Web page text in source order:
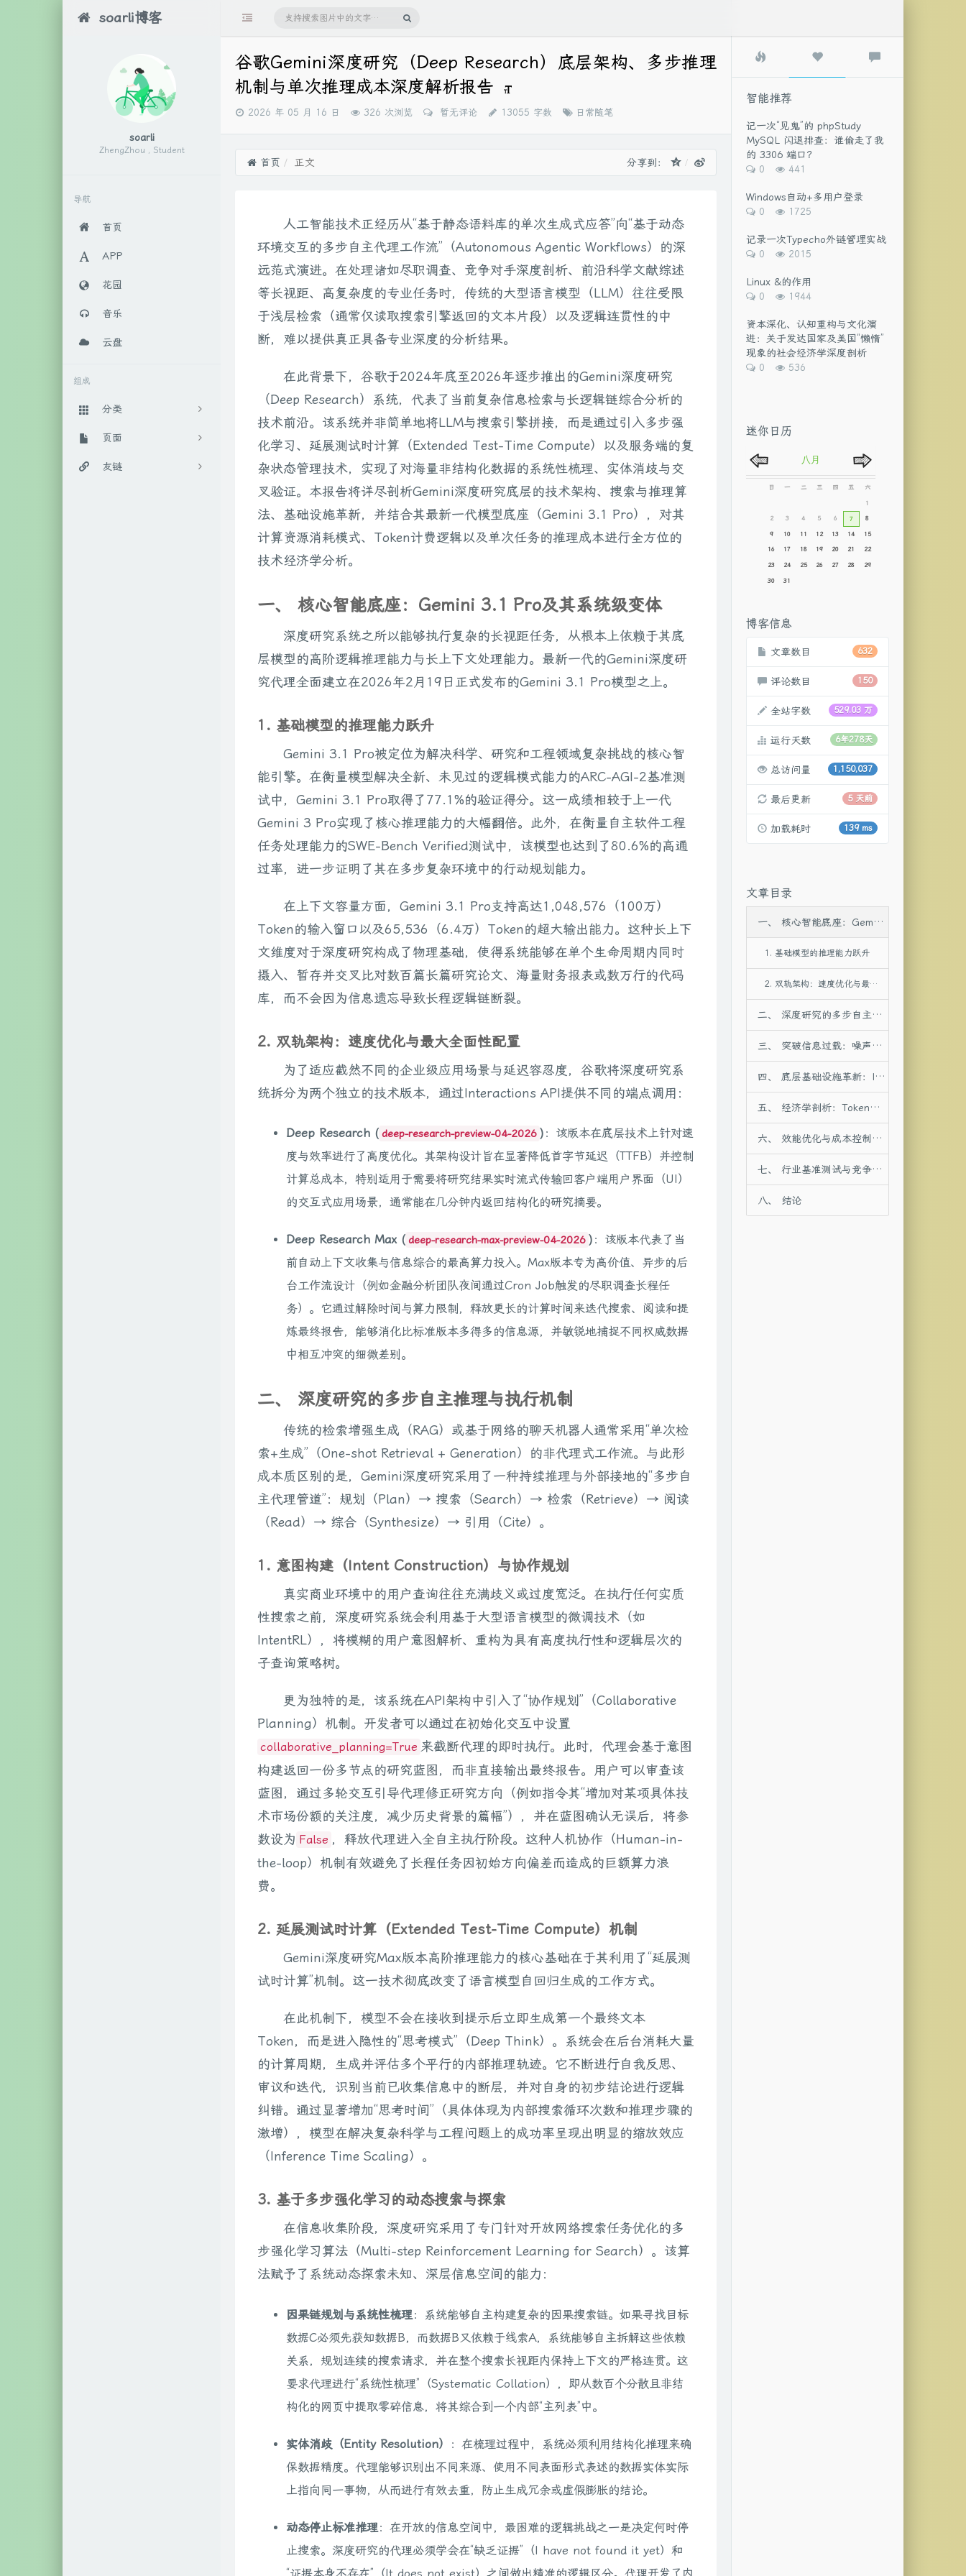
soarli博客
soarli
ZhengZhou , Student
导航
首页
APP
花园
音乐
云盘
组成
分类
289
日常随笔
88
实用教程
页面
百宝箱
友链
谷歌Gemini深度研究（Deep Research）底层架构、多步推理
机制与单次推理成本深度解析报告
发
间：
2026 年 05 月 16 日 326 次浏览 暂无评论 13055 字数
分
日常随笔
首页 正文 分享到：
人工智能技术正经历从“基于静态语料库的单次生成式应答”向“基于动态
环境交互的多步自主代理工作流”（Autonomous Agentic Workflows）的深
远范式演进。在处理诸如尽职调查、竞争对手深度剖析、前沿科学文献综述
等长视距、高复杂度的专业任务时，传统的大型语言模型（LLM）往往受限
于浅层检索（通常仅读取搜索引擎返回的文本片段）以及逻辑连贯性的中
断，难以提供真正具备专业深度的分析结果。
在此背景下，谷歌于2024年底至2026年逐步推出的Gemini深度研究
（Deep Research）系统，代表了当前复杂信息检索与长逻辑链综合分析的
技术前沿。该系统并非简单地将LLM与搜索引擎拼接，而是通过引入多步强
化学习、延展测试时计算（Extended Test-Time Compute）以及服务端的复
杂状态管理技术，实现了对海量非结构化数据的系统性梳理、实体消歧与交
叉验证。本报告将详尽剖析Gemini深度研究底层的技术架构、搜索与推理算
法、基础设施革新，并结合其最新一代模型底座（Gemini 3.1 Pro），对其
计算资源消耗模式、Token计费逻辑以及单次任务的推理成本进行全方位的
技术经济学分析。
一、 核心智能底座：Gemini 3.1 Pro及其系统级变体
深度研究系统之所以能够执行复杂的长视距任务，从根本上依赖于其底
层模型的高阶逻辑推理能力与长上下文处理能力。最新一代的Gemini深度研
究代理全面建立在2026年2月19日正式发布的Gemini 3.1 Pro模型之上。
1. 基础模型的推理能力跃升
Gemini 3.1 Pro被定位为解决科学、研究和工程领域复杂挑战的核心智
能引擎。在衡量模型解决全新、未见过的逻辑模式能力的ARC-AGI-2基准测
试中，Gemini 3.1 Pro取得了77.1%的验证得分。这一成绩相较于上一代
Gemini 3 Pro实现了核心推理能力的大幅翻倍。此外，在衡量自主软件工程
任务处理能力的SWE-Bench Verified测试中，该模型也达到了80.6%的高通
过率，进一步证明了其在多步复杂环境中的行动规划能力。
在上下文容量方面，Gemini 3.1 Pro支持高达1,048,576（100万）
Token的输入窗口以及65,536（6.4万）Token的超大输出能力。这种长上下
文维度对于深度研究构成了物理基础，使得系统能够在单个生命周期内同时
摄入、暂存并交叉比对数百篇长篇研究论文、海量财务报表或数万行的代码
库，而不会因为信息遗忘导致长程逻辑链断裂。
2. 双轨架构：速度优化与最大全面性配置
为了适应截然不同的企业级应用场景与延迟容忍度，谷歌将深度研究系
统拆分为两个独立的技术版本，通过Interactions API提供不同的端点调用：
Deep Research ( deep-research-preview-04-2026 ) ：该版本在底层技术上针对速
度与效率进行了高度优化。其架构设计旨在显著降低首字节延迟（TTFB）并控制
计算总成本，特别适用于需要将研究结果实时流式传输回客户端用户界面（UI）
的交互式应用场景，通常能在几分钟内返回结构化的研究摘要。
Deep Research Max ( deep-research-max-preview-04-2026 ) ：该版本代表了当
前自动上下文收集与信息综合的最高算力投入。Max版本专为高价值、异步的后
台工作流设计（例如金融分析团队夜间通过Cron Job触发的尽职调查长程任
务）。它通过解除时间与算力限制，释放更长的计算时间来迭代搜索、阅读和提
炼最终报告，能够消化比标准版本多得多的信息源，并敏锐地捕捉不同权威数据
中相互冲突的细微差别。
二、 深度研究的多步自主推理与执行机制
传统的检索增强生成（RAG）或基于网络的聊天机器人通常采用“单次检
索+生成”（One-shot Retrieval + Generation）的非代理式工作流。与此形
成本质区别的是，Gemini深度研究采用了一种持续推理与外部接地的“多步自
主代理管道”：规划（Plan）→ 搜索（Search）→ 检索（Retrieve）→ 阅读
（Read）→ 综合（Synthesize）→ 引用（Cite）。
1. 意图构建（Intent Construction）与协作规划
真实商业环境中的用户查询往往充满歧义或过度宽泛。在执行任何实质
性搜索之前，深度研究系统会利用基于大型语言模型的微调技术（如
IntentRL），将模糊的用户意图解析、重构为具有高度执行性和逻辑层次的
子查询策略树。
更为独特的是，该系统在API架构中引入了“协作规划”（Collaborative
Planning）机制。开发者可以通过在初始化交互中设置
collaborative_planning=True 来截断代理的即时执行。此时，代理会基于意图
构建返回一份多节点的研究蓝图，而非直接输出最终报告。用户可以审查该
蓝图，通过多轮交互引导代理修正研究方向（例如指令其“增加对某项具体技
术市场份额的关注度，减少历史背景的篇幅”），并在蓝图确认无误后，将参
数设为 False ，释放代理进入全自主执行阶段。这种人机协作（Human-in-
the-loop）机制有效避免了长程任务因初始方向偏差而造成的巨额算力浪
费。
2. 延展测试时计算（Extended Test-Time Compute）机制
Gemini深度研究Max版本高阶推理能力的核心基础在于其利用了“延展测
试时计算”机制。这一技术彻底改变了语言模型自回归生成的工作方式。
在此机制下，模型不会在接收到提示后立即生成第一个最终文本
Token，而是进入隐性的“思考模式”（Deep Think）。系统会在后台消耗大量
的计算周期，生成并评估多个平行的内部推理轨迹。它不断进行自我反思、
审议和迭代，识别当前已收集信息中的断层，并对自身的初步结论进行逻辑
纠错。通过显著增加“思考时间”（具体体现为内部搜索循环次数和推理步骤的
激增），模型在解决复杂科学与工程问题上的成功率呈现出明显的缩放效应
（Inference Time Scaling）。
3. 基于多步强化学习的动态搜索与探索
在信息收集阶段，深度研究采用了专门针对开放网络搜索任务优化的多
步强化学习算法（Multi-step Reinforcement Learning for Search）。该算
法赋予了系统动态探索未知、深层信息空间的能力：
因果链规划与系统性梳理 ：系统能够自主构建复杂的因果搜索链。如果寻找目标
数据C必须先获知数据B，而数据B又依赖于线索A，系统能够自主拆解这些依赖
关系，规划连续的搜索请求，并在整个搜索长视距内保持上下文的严格连贯。这
要求代理进行“系统性梳理”（Systematic Collation），即从数百个分散且非结
构化的网页中提取零碎信息，将其综合到一个内部“主列表”中。
实体消歧（Entity Resolution）
：在梳理过程中，系统必须利用结构化推理来确
保数据精度。代理能够识别出不同来源、使用不同表面形式表述的数据实体实际
上指向同一事物，从而进行有效去重，防止生成冗余或虚假膨胀的结论。
动态停止标准推理 ：在开放的信息空间中，最困难的逻辑挑战之一是决定何时停
止搜索。深度研究的代理必须学会在“缺乏证据”（I have not found it yet）和
文
章
推
评
智能推荐
记一次“见鬼”的 phpStudy
MySQL 闪退排查：谁偷走了我
的 3306 端口？
评
数：
0
浏
次
数:
441
Windows自动+多用户登录
评
数：
0
浏
次
数:
1725
记录一次Typecho外链管理实战
评
数：
0
浏
次
数:
2015
Linux &的作用
评
数：
0
浏
次
数:
1944
资本深化、认知重构与文化演
进：关于发达国家及美国“懒惰”
现象的社会经济学深度剖析
评
0
浏
536
迷你日历
博客信息
632
文章数目
150
评论数目
529.03 万
全站字数
6年278天
运行天数
1,150,037
总访问量
5 天前
最后更新
139 ms
加载耗时
文章目录
一、 核心智能底座：Gemini 3.1 Pro及其系统级变体
1. 基础模型的推理能力跃升
2. 双轨架构：速度优化与最大全面性配置
二、 深度研究的多步自主推理与执行机制
三、 突破信息过载：噪声过滤与来源权威性验证
四、 底层基础设施革新：Interactions API与远程计算操作系统
五、 经济学剖析：Token消耗模型与单次推理成本核算
六、 效能优化与成本控制策略
七、 行业基准测试与竞争格局分析
八、 结论